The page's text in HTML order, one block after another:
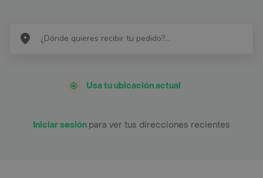
Usa tu ubicación actual
Iniciar sesión para ver tus direcciones recientes